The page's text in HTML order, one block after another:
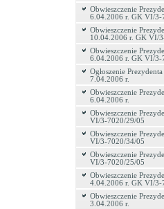
Obwieszczenie
6.04.2006 r. GK VI/3-
Obwieszczenie
10.04.2006 r. GK VI/
Obwieszczenie
6.04.2006 r. GK VI/3-
Ogłoszenie
7.04.2006 r.
Obwieszczenie
6.04.2006 r.
Obwieszczenie
VI/3-7020/29/05
Obwieszczenie
VI/3-7020/34/05
Obwieszczenie
VI/3-7020/25/05
Obwieszczenie
4.04.2006 r. GK VI/3-
Obwieszczenie
3.04.2006 r.